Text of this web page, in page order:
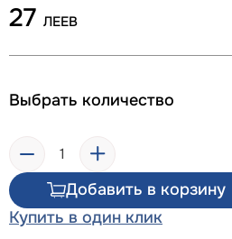
27 ЛЕЕВ
Выбрать количество
Добавить в корзину
Купить в один клик